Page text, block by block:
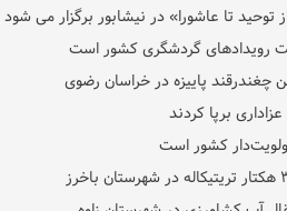
توحید تا عاشورا» در نیشابور برگزار می شود
رویدادهای گردشگری کشور است
برپا کردند